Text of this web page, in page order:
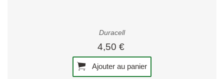
Duracell
4,50 €
Ajouter au panier